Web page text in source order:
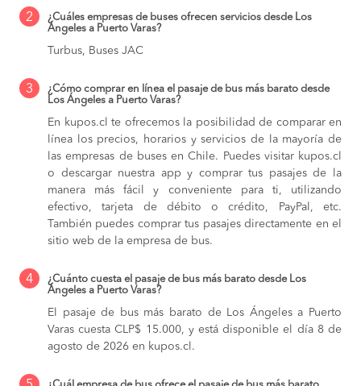
2
¿Cuáles empresas de buses ofrecen servicios desde Los
Ángeles a Puerto Varas?
Turbus, Buses JAC
3
¿Cómo comprar en línea el pasaje de bus más barato desde
Los Ángeles a Puerto Varas?
En kupos.cl te ofrecemos la posibilidad de comparar en
línea los precios, horarios y servicios de la mayoría de
las empresas de buses en Chile. Puedes visitar kupos.cl
o descargar nuestra app y comprar tus pasajes de la
manera más fácil y conveniente para ti, utilizando
efectivo, tarjeta de débito o crédito, PayPal, etc.
También puedes comprar tus pasajes directamente en el
sitio web de la empresa de bus.
4
¿Cuánto cuesta el pasaje de bus más barato desde Los
Ángeles a Puerto Varas?
El pasaje de bus más barato de Los Ángeles a Puerto
Varas cuesta CLP$ 15.000, y está disponible el día 8 de
agosto de 2026 en kupos.cl.